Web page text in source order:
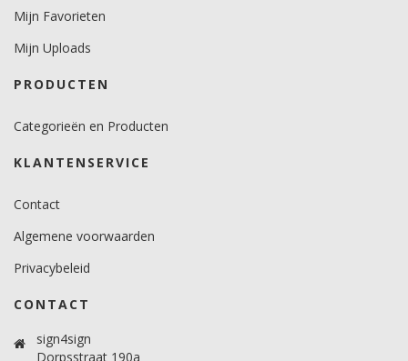
-40 tot +90.
Levensduurverwachting
kleuren 5 jaar verticaal.
Mijn Favorieten
Mijn Uploads
PRODUCTEN
Categorieën en Producten
KLANTENSERVICE
Contact
Algemene voorwaarden
Privacybeleid
CONTACT
sign4sign
Dorpsstraat 190a